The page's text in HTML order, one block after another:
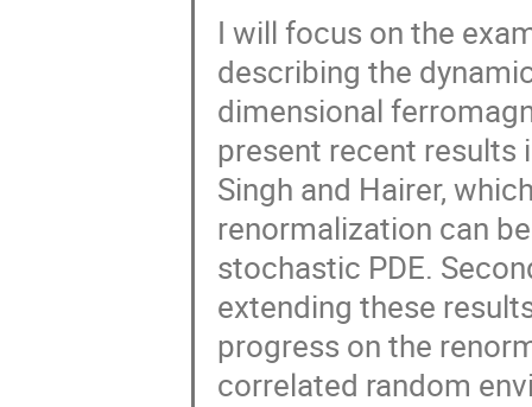
I will focus on the
describing the
dimensional
present recent
Singh and Hairer,
renormalization can
stochastic PDE.
extending these
progress on the
correlated random